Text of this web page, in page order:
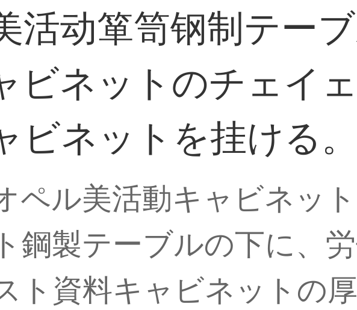
活动箪笥钢制テー
ビネットのチェイ
ビネットを挂ける。
ペル美活動キャビネッ
鋼製テーブルの下に、
ト資料キャビネットの